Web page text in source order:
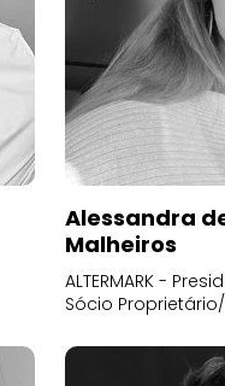
Alessandra
Malheiros
ALTERMARK -
Sócio